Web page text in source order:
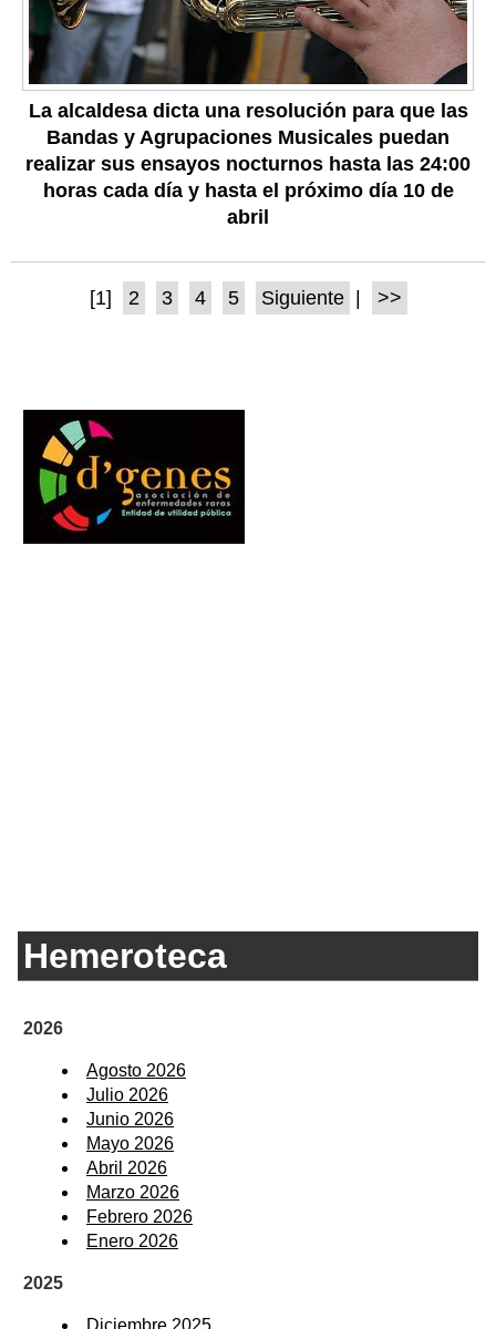
La alcaldesa dicta una resolución para que las
Bandas y Agrupaciones Musicales puedan
realizar sus ensayos nocturnos hasta las 24:00
horas cada día y hasta el próximo día 10 de
abril
[1] 2 3 4 5 Siguiente >>
Hemeroteca
2026
Agosto 2026
Julio 2026
Junio 2026
Mayo 2026
Abril 2026
Marzo 2026
Febrero 2026
Enero 2026
2025
Diciembre 2025